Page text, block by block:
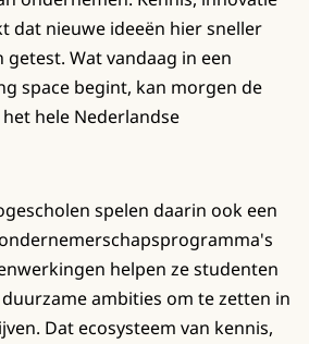
dat nieuwe ideeën hier sneller
Wat vandaag in een
space begint, kan morgen de
hele Nederlandse
spelen daarin ook een
helpen ze studenten
ambities om te zetten in
Dat ecosysteem van kennis,